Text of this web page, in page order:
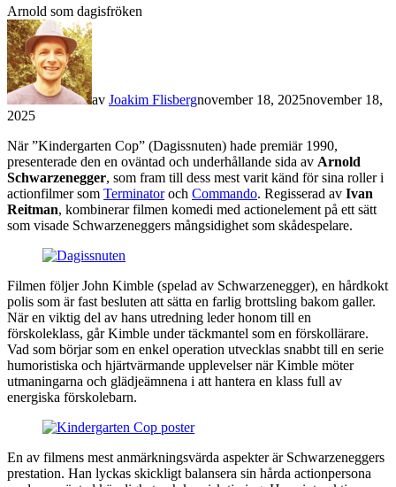
Arnold som dagisfröken
av Joakim Flisbergnovember 18, 2025november 18,
2025
När ”Kindergarten Cop” (Dagissnuten) hade premiär 1990,
presenterade den en oväntad och underhållande sida av Arnold
Schwarzenegger, som fram till dess mest varit känd för sina roller i
actionfilmer som Terminatoroch Commando. Regisserad av Ivan
Reitman, kombinerar filmen komedi med actionelement på ett sätt
som visade Schwarzeneggers mångsidighet som skådespelare.
Filmen följer John Kimble (spelad av Schwarzenegger), en hårdkokt
polis som är fast besluten att sätta en farlig brottsling bakom galler.
När en viktig del av hans utredning leder honom till en
förskoleklass, går Kimble under täckmantel som en förskollärare.
Vad som börjar som en enkel operation utvecklas snabbt till en serie
humoristiska och hjärtvärmande upplevelser när Kimble möter
utmaningarna och glädjeämnena i att hantera en klass full av
energiska förskolebarn.
En av filmens mest anmärkningsvärda aspekter är Schwarzeneggers
prestation. Han lyckas skickligt balansera sin hårda actionpersona